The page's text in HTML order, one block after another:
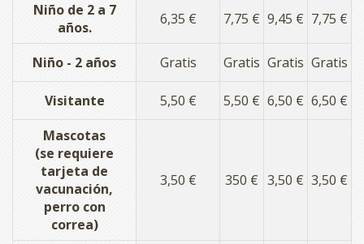
Niño de 2 a 7
años.
6,35 € 7,75 € 9,45 € 7,75 €
Niño - 2 años Gratis Gratis Gratis Gratis
Visitante 5,50 € 5,50 € 6,50 € 6,50 €
Mascotas
(se requiere
tarjeta de
vacunación,
perro con
correa)
3,50 € 350 € 3,50 € 3,50 €